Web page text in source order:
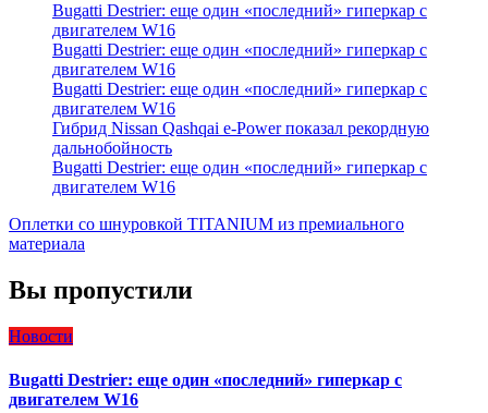
Bugatti Destrier: еще один «последний» гиперкар с
двигателем W16
Bugatti Destrier: еще один «последний» гиперкар с
двигателем W16
Bugatti Destrier: еще один «последний» гиперкар с
двигателем W16
Гибрид Nissan Qashqai e-Power показал рекордную
дальнобойность
Bugatti Destrier: еще один «последний» гиперкар с
двигателем W16
Оплетки со шнуровкой TITANIUM из премиального
материала
Вы пропустили
Новости
Bugatti Destrier: еще один «последний» гиперкар с
двигателем W16